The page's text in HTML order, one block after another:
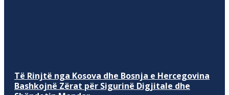
Të Rinjtë nga Kosova dhe Bosnja e Hercegovina
Bashkojnë Zërat për Sigurinë Digjitale dhe